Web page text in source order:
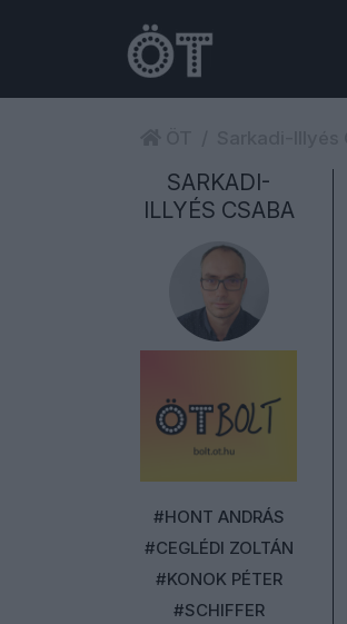
SARKADI-
ILLYÉS CSABA
#HONT ANDRÁS
#CEGLÉDI ZOLTÁN
#KONOK PÉTER
#SCHIFFER